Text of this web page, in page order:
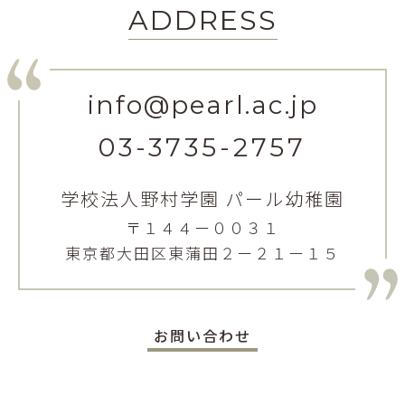
ADDRESS
info@pearl.ac.jp
03-3735-2757
学校法人野村学園 パール幼稚園
〒１４４ー００３１
東京都大田区東蒲田２ー２１ー１５
お問い合わせ